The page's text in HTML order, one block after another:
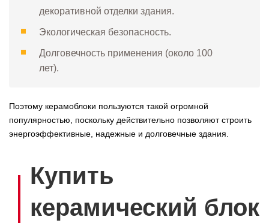
декоративной отделки здания.
Экологическая безопасность.
Долговечность применения (около 100
лет).
Поэтому керамоблоки пользуются такой огромной
популярностью, поскольку действительно позволяют строить
энергоэффективные, надежные и долговечные здания.
Купить
керамический блок